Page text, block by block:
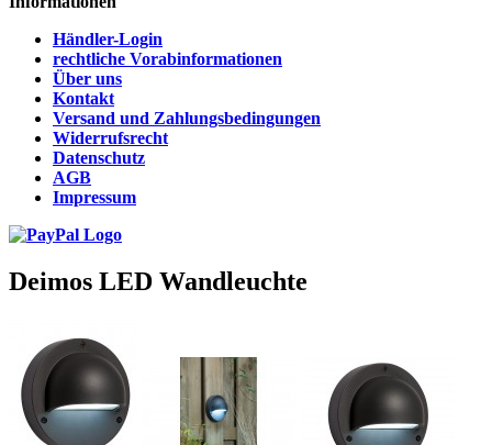
Händler-Login
rechtliche Vorabinformationen
Über uns
Kontakt
Versand und Zahlungsbedingungen
Widerrufsrecht
Datenschutz
AGB
Impressum
Deimos LED Wandleuchte